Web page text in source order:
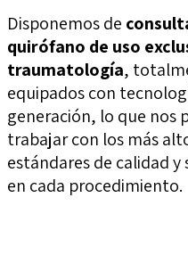
Disponemos de
quirófano de uso
traumatología,
equipados con
generación, lo que nos
trabajar con los más
estándares de calidad y
en cada procedimiento.